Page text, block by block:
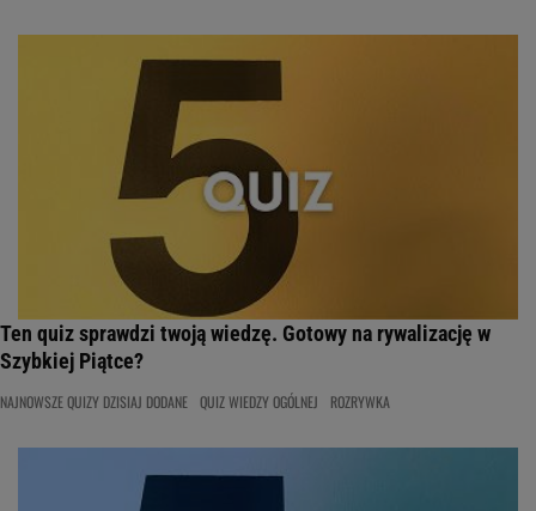
Ten quiz sprawdzi twoją wiedzę. Gotowy na rywalizację w
Szybkiej Piątce?
NAJNOWSZE QUIZY DZISIAJ DODANE QUIZ WIEDZY OGÓLNEJ ROZRYWKA